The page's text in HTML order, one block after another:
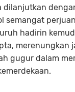
dilanjutkan
semangat
hadirin
merenungkan
gugur dalam